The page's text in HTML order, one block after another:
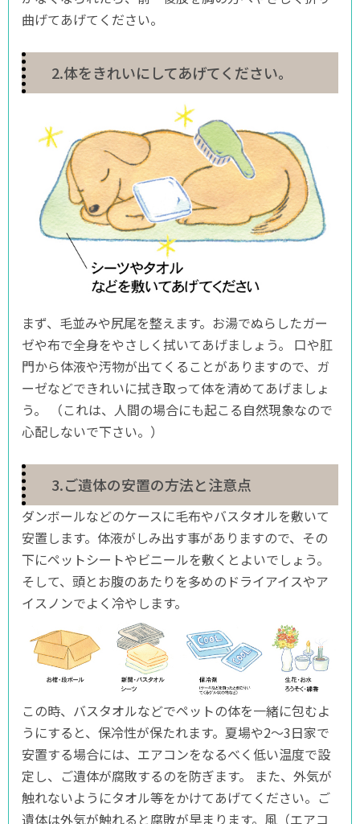
曲げてあげてください。
2.体をきれいにしてあげてください。
まず、毛並みや尻尾を整えます。お湯でぬらしたガー
ゼや布で全身をやさしく拭いてあげましょう。 口や肛
門から体液や汚物が出てくることがありますので、ガ
ーゼなどできれいに拭き取って体を清めてあげましょ
う。 （これは、人間の場合にも起こる自然現象なので
心配しないで下さい。）
3.ご遺体の安置の方法と注意点
ダンボールなどのケースに毛布やバスタオルを敷いて
安置します。体液がしみ出す事がありますので、その
下にペットシートやビニールを敷くとよいでしょう。
そして、頭とお腹のあたりを多めのドライアイスやア
イスノンでよく冷やします。
この時、バスタオルなどでペットの体を一緒に包むよ
うにすると、保冷性が保たれます。夏場や2～3日家で
安置する場合には、エアコンをなるべく低い温度で設
定し、ご遺体が腐敗するのを防ぎます。 また、外気が
触れないようにタオル等をかけてあげてください。ご
遺体は外気が触れると腐敗が早まります。風（エアコ